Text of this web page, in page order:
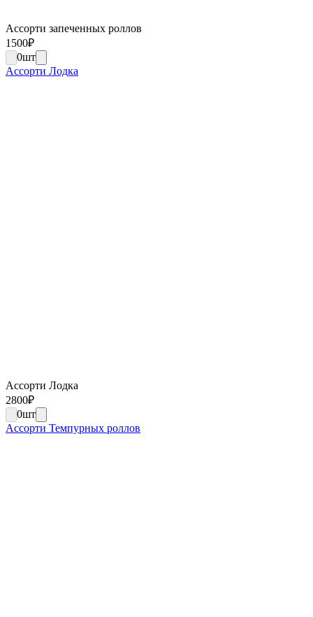
Ассорти запеченных роллов
1500₽
0шт
Ассорти Лодка
Ассорти Лодка
2800₽
0шт
Ассорти Темпурных роллов